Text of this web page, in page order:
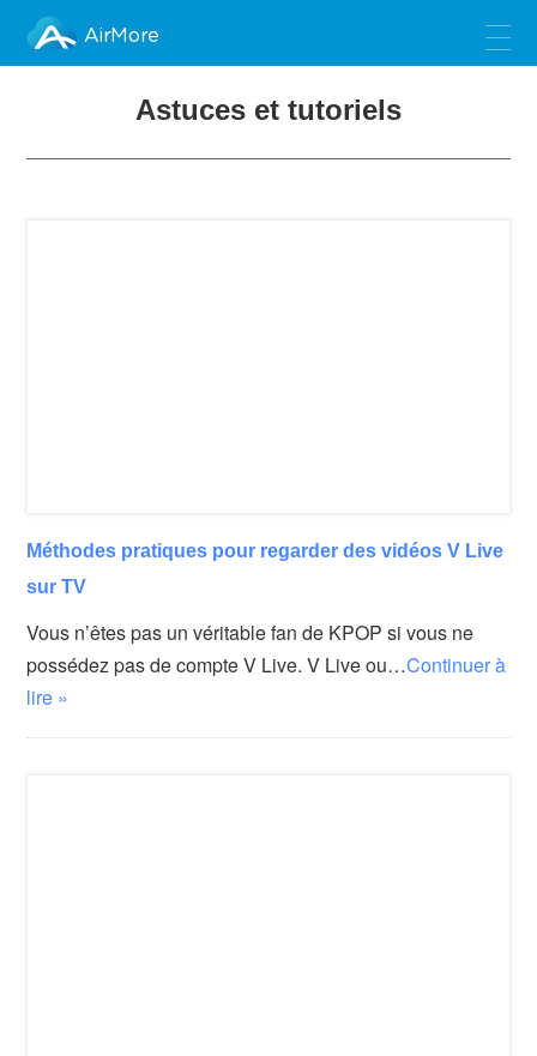
AirMore
Astuces et tutoriels
Méthodes pratiques pour regarder des vidéos V Live
sur TV
Vous n’êtes pas un véritable fan de KPOP si vous ne
possédez pas de compte V Live. V Live ou…Continuer à
lire »